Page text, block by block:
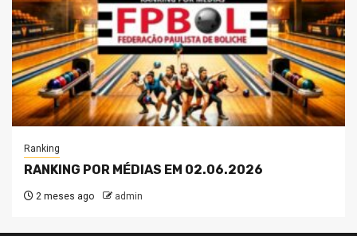
Ranking
RANKING POR MÉDIAS EM 02.06.2026
2 meses ago admin